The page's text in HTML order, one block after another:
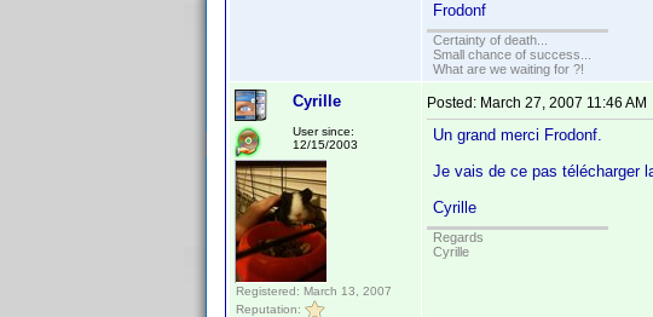
Frodonf
Certainty of death...
Small chance of success...
What are we waiting for ?!
Cyrille
User since:
12/15/2003
Registered: March 13, 2007
Reputation:
Posted: March 27, 2007 11:46 AM
Un grand merci Frodonf.
Je vais de ce pas télécharger
Cyrille
Regards
Cyrille